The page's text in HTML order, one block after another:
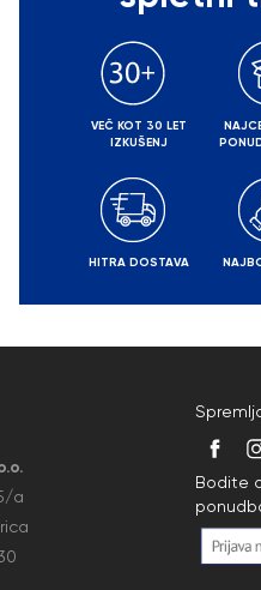
VEČ KOT 30 LET
IZKUŠENJ
HITRA DOSTAVA
a
Bodite